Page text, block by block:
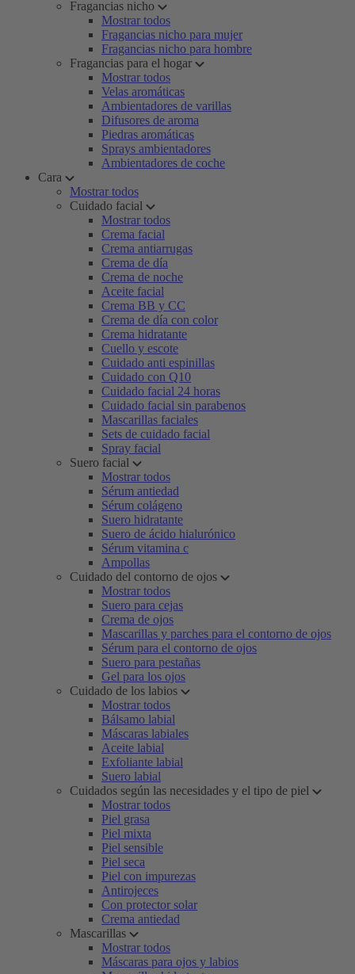
Fragancias nicho
Mostrar todos
Fragancias nicho para mujer
Fragancias nicho para hombre
Fragancias para el hogar
Mostrar todos
Velas aromáticas
Ambientadores de varillas
Difusores de aroma
Piedras aromáticas
Sprays ambientadores
Ambientadores de coche
Cara
Mostrar todos
Cuidado facial
Mostrar todos
Crema facial
Crema antiarrugas
Crema de día
Crema de noche
Aceite facial
Crema BB y CC
Crema de día con color
Crema hidratante
Cuello y escote
Cuidado anti espinillas
Cuidado con Q10
Cuidado facial 24 horas
Cuidado facial sin parabenos
Mascarillas faciales
Sets de cuidado facial
Spray facial
Suero facial
Mostrar todos
Sérum antiedad
Sérum colágeno
Suero hidratante
Suero de ácido hialurónico
Sérum vitamina c
Ampollas
Cuidado del contorno de ojos
Mostrar todos
Suero para cejas
Crema de ojos
Mascarillas y parches para el contorno de ojos
Sérum para el contorno de ojos
Suero para pestañas
Gel para los ojos
Cuidado de los labios
Mostrar todos
Bálsamo labial
Máscaras labiales
Aceite labial
Exfoliante labial
Suero labial
Cuidados según las necesidades y el tipo de piel
Mostrar todos
Piel grasa
Piel mixta
Piel sensible
Piel seca
Piel con impurezas
Antirojeces
Con protector solar
Crema antiedad
Mascarillas
Mostrar todos
Máscaras para ojos y labios